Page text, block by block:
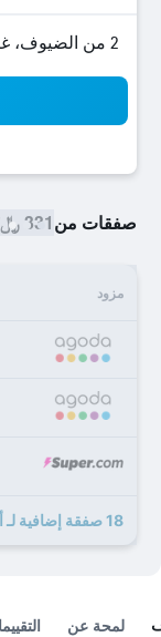
2 من الضيوف، غرفة واحدة
صفقات من331 ﷼
مزود
18 صفقة إضافية لـ أوتل دو جولف
لمحة عن